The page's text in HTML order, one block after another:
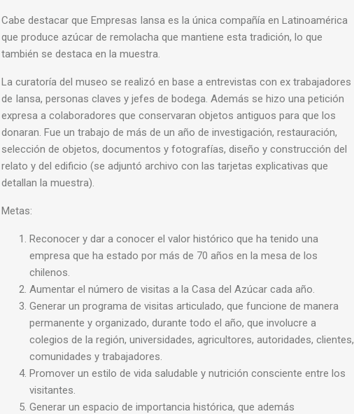
Cabe destacar que Empresas Iansa es la única compañía en Latinoamérica
que produce azúcar de remolacha que mantiene esta tradición, lo que
también se destaca en la muestra.
La curatoría del museo se realizó en base a entrevistas con ex trabajadores
de Iansa, personas claves y jefes de bodega. Además se hizo una petición
expresa a colaboradores que conservaran objetos antiguos para que los
donaran. Fue un trabajo de más de un año de investigación, restauración,
selección de objetos, documentos y fotografías, diseño y construcción del
relato y del edificio (se adjuntó archivo con las tarjetas explicativas que
detallan la muestra).
Metas:
Reconocer y dar a conocer el valor histórico que ha tenido una
empresa que ha estado por más de 70 años en la mesa de los
chilenos.
Aumentar el número de visitas a la Casa del Azúcar cada año.
Generar un programa de visitas articulado, que funcione de manera
permanente y organizado, durante todo el año, que involucre a
colegios de la región, universidades, agricultores, autoridades, clientes,
comunidades y trabajadores.
Promover un estilo de vida saludable y nutrición consciente entre los
visitantes.
Generar un espacio de importancia histórica, que además